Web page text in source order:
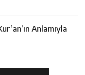
Anlamıyla